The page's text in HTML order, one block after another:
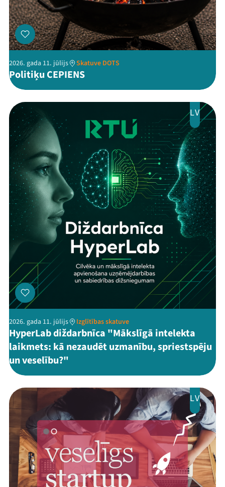
2026. gada 11. jūlijs Skatuve DOTS
Politiķu CEPIENS
LV
2026. gada 11. jūlijs Izglītības skatuve
HyperLab diždarbnīca "Mākslīgā intelekta
laikmets: kā nezaudēt uzmanību, spriestspēju
un veselību?"
LV